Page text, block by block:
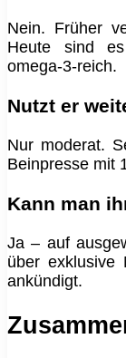
Nein. Früher
Heute sind
omega‑3‑reich.
Nutzt er
Nur moderat.
Beinpresse mit
Kann man
Ja – auf
über exklusive
ankündigt.